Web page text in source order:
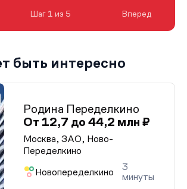
Шаг 1 из 5 Вперед
быть интересно
Родина Переделкино
От 12,7 до 44,2 млн ₽
Москва, ЗАО, Ново-
Переделкино
Новопеределкино
3
минуты